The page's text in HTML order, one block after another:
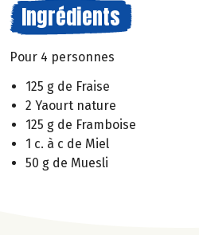
Ingrédients
Pour 4 personnes
125 g de Fraise
2 Yaourt nature
125 g de Framboise
1 c. à c de Miel
50 g de Muesli